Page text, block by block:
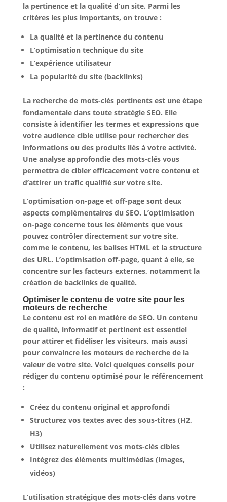
la pertinence et la qualité d’un site. Parmi les
critères les plus importants, on trouve :
La qualité et la pertinence du contenu
L’optimisation technique du site
L’expérience utilisateur
La popularité du site (backlinks)
La recherche de mots-clés pertinentsest une étape
fondamentale dans toute stratégie SEO. Elle
consiste à identifier les termes et expressions que
votre audience cible utilise pour rechercher des
informations ou des produits liés à votre activité.
Une analyse approfondie des mots-clés vous
permettra de cibler efficacement votre contenu et
d’attirer un trafic qualifié sur votre site.
L’optimisation on-page et off-page sont deux
aspects complémentaires du SEO. L’optimisation
on-page concerne tous les éléments que vous
pouvez contrôler directement sur votre site,
comme le contenu, les balises HTML et la structure
des URL. L’optimisation off-page, quant à elle, se
concentre sur les facteurs externes, notamment la
création de backlinks de qualité.
Optimiser le contenu de votre site pour les
moteurs de recherche
Le contenu est roi en matière de SEO. Un contenu
de qualité, informatif et pertinent est essentiel
pour attirer et fidéliser les visiteurs, mais aussi
pour convaincre les moteurs de recherche de la
valeur de votre site. Voici quelques conseils pour
rédiger du contenu optimisé pour le référencement
:
Créez du contenu original et approfondi
Structurez vos textes avec des sous-titres (H2,
H3)
Utilisez naturellement vos mots-clés cibles
Intégrez des éléments multimédias (images,
vidéos)
L’utilisation stratégique des mots-clésdans votre